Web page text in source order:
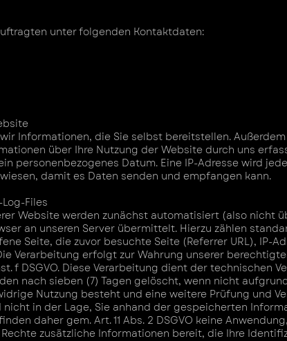
unter folgenden Kontaktdaten:
Informationen, die Sie selbst bereitstellen.
über Ihre Nutzung der Website durch uns
personenbezogenes Datum. Eine IP-Adresse wird
damit es Daten senden und empfangen kann.
Files
Website werden zunächst automatisiert (also nicht
an unseren Server übermittelt. Hierzu zählen
Seite, die zuvor besuchte Seite (Referrer URL), IP-
Verarbeitung erfolgt zur Wahrung unserer
f DSGVO. Diese Verarbeitung dient der technischen
nach sieben (7) Tagen gelöscht, wenn nicht
Nutzung besteht und eine weitere Prüfung und
in der Lage, Sie anhand der gespeicherten
daher gem. Art. 11 Abs. 2 DSGVO keine
zusätzliche Informationen bereit, die Ihre